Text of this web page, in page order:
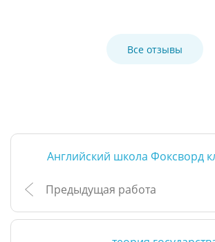
Все отзывы
Английский школа Фоксворд
Предыдущая работа